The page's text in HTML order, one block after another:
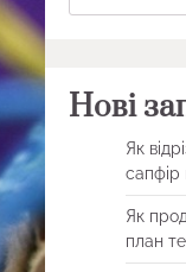
Нові
Як
сапфір
Як
план